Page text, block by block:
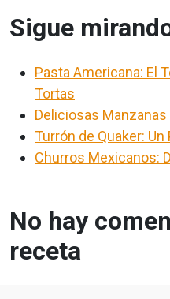
Sigue
Pasta Americana: El
Tortas
Deliciosas
Turrón de Quaker:
Churros Mexicanos:
No hay
receta